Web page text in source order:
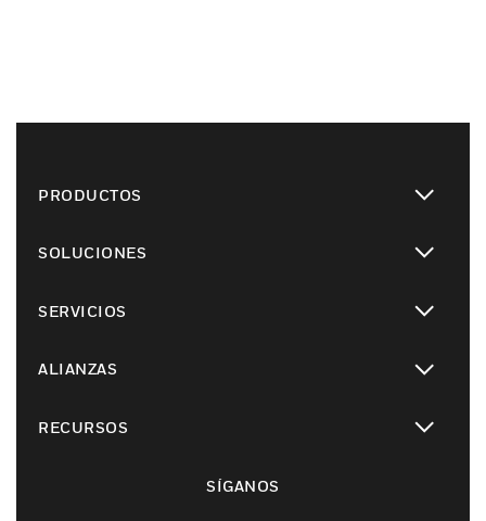
PRODUCTOS
SOLUCIONES
SERVICIOS
ALIANZAS
RECURSOS
SÍGANOS